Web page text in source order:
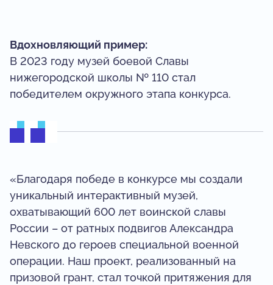
Вдохновляющий пример:
В 2023 году музей боевой Славы
нижегородской школы № 110 стал
победителем окружного этапа конкурса.
«Благодаря победе в конкурсе мы создали
уникальный интерактивный музей,
охватывающий 600 лет воинской славы
России – от ратных подвигов Александра
Невского до героев специальной военной
операции. Наш проект, реализованный на
призовой грант, стал точкой притяжения для